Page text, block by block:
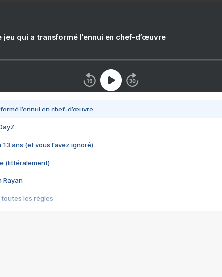
jeu qui a transformé l’ennui en chef-d’œuvre
l’ennui en chef-d’œuvre
13 ans (et vous l'avez ignoré)
(littéralement)
Rayan
toutes les règles